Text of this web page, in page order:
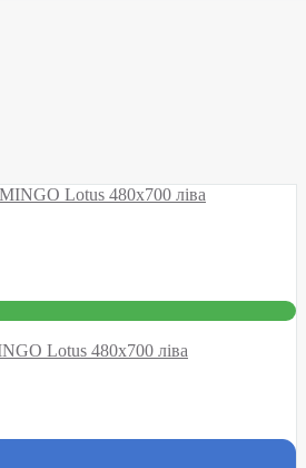
Lotus 480х700 ліва